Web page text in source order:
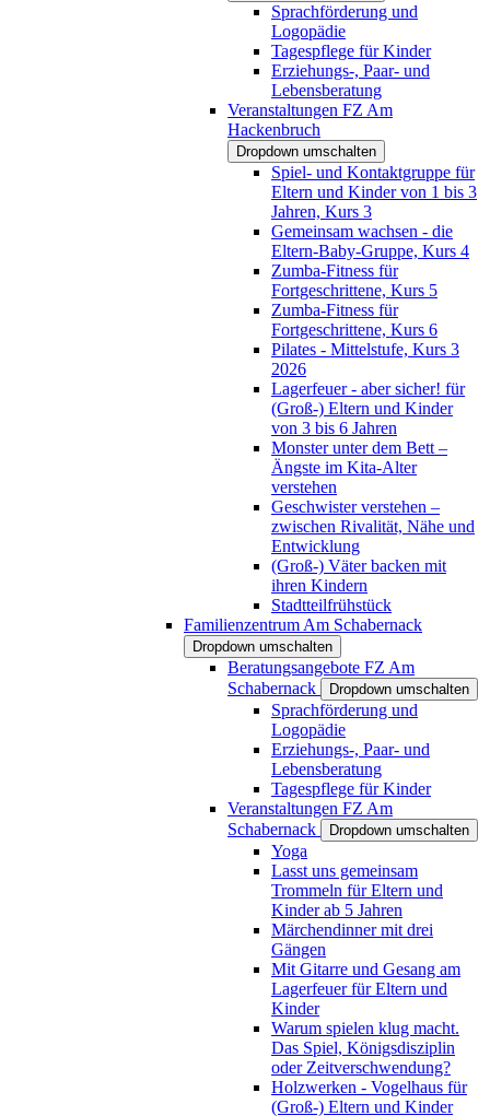
Sprachförderung und
Logopädie
Tagespflege für Kinder
Erziehungs-, Paar- und
Lebensberatung
Veranstaltungen FZ Am
Hackenbruch
Dropdown umschalten
Spiel- und Kontaktgruppe für
Eltern und Kinder von 1 bis 3
Jahren, Kurs 3
Gemeinsam wachsen - die
Eltern-Baby-Gruppe, Kurs 4
Zumba-Fitness für
Fortgeschrittene, Kurs 5
Zumba-Fitness für
Fortgeschrittene, Kurs 6
Pilates - Mittelstufe, Kurs 3
2026
Lagerfeuer - aber sicher! für
(Groß-) Eltern und Kinder
von 3 bis 6 Jahren
Monster unter dem Bett –
Ängste im Kita-Alter
verstehen
Geschwister verstehen –
zwischen Rivalität, Nähe und
Entwicklung
(Groß-) Väter backen mit
ihren Kindern
Stadtteilfrühstück
Familienzentrum Am Schabernack
Dropdown umschalten
Beratungsangebote FZ Am
Schabernack
Dropdown umschalten
Sprachförderung und
Logopädie
Erziehungs-, Paar- und
Lebensberatung
Tagespflege für Kinder
Veranstaltungen FZ Am
Schabernack
Dropdown umschalten
Yoga
Lasst uns gemeinsam
Trommeln für Eltern und
Kinder ab 5 Jahren
Märchendinner mit drei
Gängen
Mit Gitarre und Gesang am
Lagerfeuer für Eltern und
Kinder
Warum spielen klug macht.
Das Spiel, Königsdisziplin
oder Zeitverschwendung?
Holzwerken - Vogelhaus für
(Groß-) Eltern und Kinder